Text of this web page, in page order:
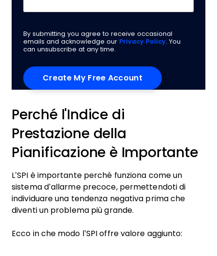
By submitting you agree to receive occasional
emails and acknowledge our Privacy Policy. You
can unsubscribe at any time.
Perché l'Indice di
Prestazione della
Pianificazione è Importante
L’SPI è importante perché funziona come un
sistema d’allarme precoce, permettendoti di
individuare una tendenza negativa prima che
diventi un problema più grande.
Ecco in che modo l’SPI offre valore aggiunto: